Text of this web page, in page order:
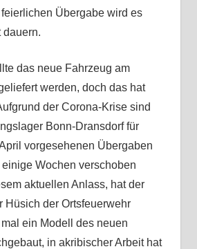
Übergabe wird es
dauern.
das neue Fahrzeug am
werden, doch das hat
der Corona-Krise sind
Bonn-Dransdorf für
vorgesehenen Übergaben
Wochen verschoben
aktuellen Anlass, hat der
Hüsich der Ortsfeuerwehr
ein Modell des neuen
in akribischer Arbeit hat